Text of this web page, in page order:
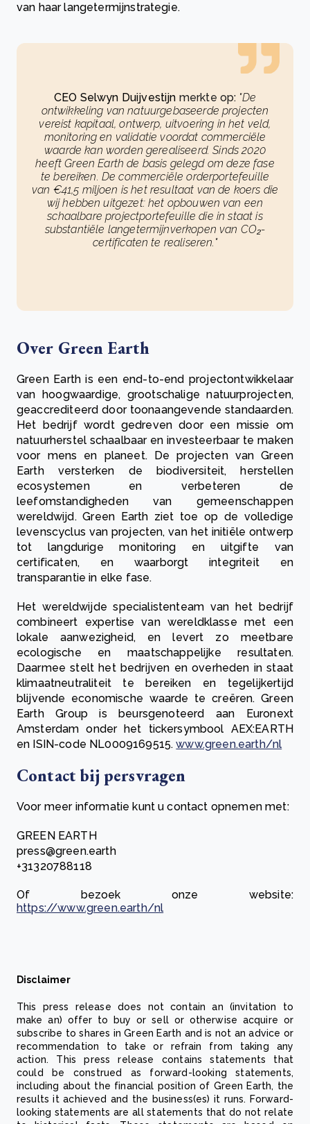
van haar langetermijnstrategie.
CEO Selwyn Duijvestijn merkte op: "De
ontwikkeling van natuurgebaseerde projecten
vereist kapitaal, ontwerp, uitvoering in het veld,
monitoring en validatie voordat commerciële
waarde kan worden gerealiseerd. Sinds 2020
heeft Green Earth de basis gelegd om deze fase
te bereiken. De commerciële orderportefeuille
van €41,5 miljoen is het resultaat van de koers die
wij hebben uitgezet: het opbouwen van een
schaalbare projectportefeuille die in staat is
substantiële langetermijnverkopen van CO₂-
certificaten te realiseren."
Over Green Earth
Green Earth is een end-to-end projectontwikkelaar
van hoogwaardige, grootschalige natuurprojecten,
geaccrediteerd door toonaangevende standaarden.
Het bedrijf wordt gedreven door een missie om
natuurherstel schaalbaar en investeerbaar te maken
voor mens en planeet. De projecten van Green
Earth versterken de biodiversiteit, herstellen
ecosystemen en verbeteren de
leefomstandigheden van gemeenschappen
wereldwijd. Green Earth ziet toe op de volledige
levenscyclus van projecten, van het initiële ontwerp
tot langdurige monitoring en uitgifte van
certificaten, en waarborgt integriteit en
transparantie in elke fase.
Het wereldwijde specialistenteam van het bedrijf
combineert expertise van wereldklasse met een
lokale aanwezigheid, en levert zo meetbare
ecologische en maatschappelijke resultaten.
Daarmee stelt het bedrijven en overheden in staat
klimaatneutraliteit te bereiken en tegelijkertijd
blijvende economische waarde te creëren. Green
Earth Group is beursgenoteerd aan Euronext
Amsterdam onder het tickersymbool AEX:EARTH
en ISIN-code NL0009169515.www.green.earth/nl
Contact bij persvragen
Voor meer informatie kunt u contact opnemen met:
GREEN EARTH
press@green.earth
+31320788118
Of bezoek onze website:
https://www.green.earth/nl
Disclaimer
This press release does not contain an (invitation to
make an) offer to buy or sell or otherwise acquire or
subscribe to shares in Green Earth and is not an advice or
recommendation to take or refrain from taking any
action. This press release contains statements that
could be construed as forward-looking statements,
including about the financial position of Green Earth, the
results it achieved and the business(es) it runs. Forward-
looking statements are all statements that do not relate